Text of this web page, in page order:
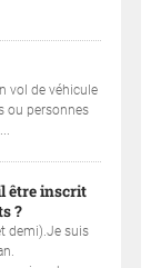
vol de véhicule
ou personnes
être inscrit
?
demi).Je suis